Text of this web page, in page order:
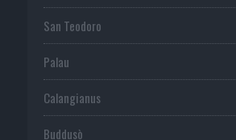
San Teodoro
Palau
Calangianus
Buddusò